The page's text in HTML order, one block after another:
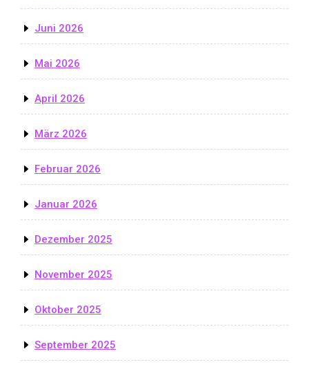
Juni 2026
Mai 2026
April 2026
März 2026
Februar 2026
Januar 2026
Dezember 2025
November 2025
Oktober 2025
September 2025